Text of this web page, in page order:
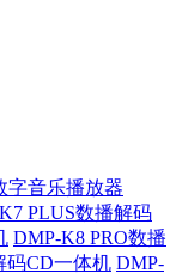
字音乐播放器
PLUS数播解码
DMP-K8 PRO数播
码CD一体机 DMP-